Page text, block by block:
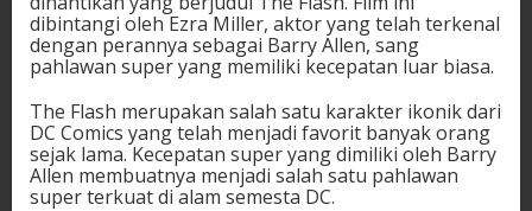
dibintangi oleh Ezra Miller, aktor yang telah terkenal
dengan perannya sebagai Barry Allen, sang
pahlawan super yang memiliki kecepatan luar biasa.
The Flash merupakan salah satu karakter ikonik dari
DC Comics yang telah menjadi favorit banyak orang
sejak lama. Kecepatan super yang dimiliki oleh Barry
Allen membuatnya menjadi salah satu pahlawan
super terkuat di alam semesta DC.